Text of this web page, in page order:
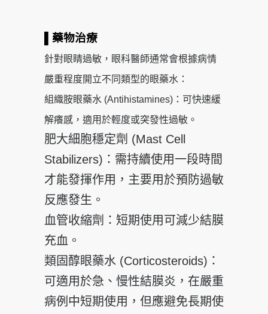
▌藥物治療
針對眼睛過敏，眼科醫師通常會根據病情
嚴重程度開立不同類型的眼藥水：
組織胺眼藥水 (Antihistamines)：可快速緩
解癢感，適用於輕度或突發性過敏。
肥大細胞穩定劑 (Mast Cell
Stabilizers)：需持續使用一段時間
才能發揮作用，主要用於預防過敏
反應發生。
血管收縮劑：短期使用可減少結膜
充血。
類固醇眼藥水 (Corticosteroids)：
可適用於急、慢性結膜炎，在嚴重
病例中短期使用，但應避免長期使